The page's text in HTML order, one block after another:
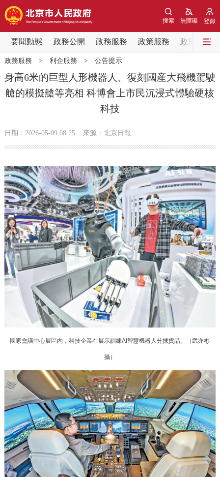
登錄
無障礙
搜索
要聞動態 政務公開 政務服務 政策服務 政民互動
要聞動態
黨中央精神 國務院資訊
北京要聞 會議資訊 部門動態
政務公開
市領導 機構職能 政策服務
政策兌現 政策解讀 回應關切
決策公開 專題公開
政務服務
個人服務 法人服務 部門服務
便民服務 利企服務 投資項目
仲介服務 陽光政務
12345網上接訴即辦 我要諮詢 我要建議
參與調查 線上訪談 圖説互動
走進北京
北京概況 十六區概覽 人文北京
政務服務 > 利企服務 > 公告提示
身高6米的巨型人形機器人、復刻國産大飛機駕駛
艙的模擬艙等亮相 科博會上市民沉浸式體驗硬核
科技
日期：2026-05-09 08:25 來源：北京日報
國家會議中心展區內，科技企業在展示訓練AI智慧機器人分揀貨品。（武亦彬
攝）